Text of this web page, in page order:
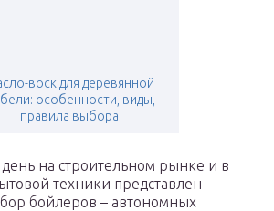
воск для деревянной
особенности, виды,
правила выбора
на строительном рынке и в
техники представлен
бойлеров – автономных